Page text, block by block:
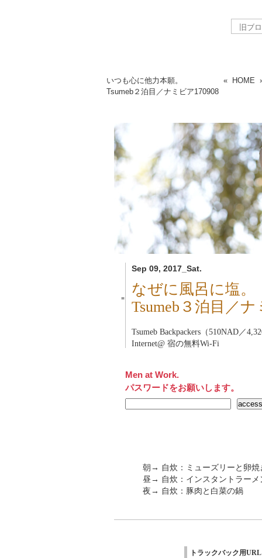
いつも心に他力本願。
Tsumeb２泊目／ナミビア170908
« HOME
Sep 09, 2017_Sat.
■
なぜに風呂に塩。
Tsumeb３泊目／
Tsumeb Backpackers（510NAD／
Internet@ 宿の無料Wi-Fi
Men at Work.
パスワードをお願いします。
朝→ 自炊：ミューズリーと卵焼
昼→ 自炊：インスタントラーメ
夜→ 自炊：豚肉と白菜の鍋
トラックバック用URL